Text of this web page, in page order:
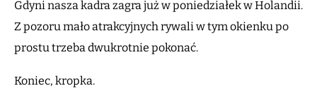
Gdyni nasza kadra zagra już w poniedziałek w Holandii.
Z pozoru mało atrakcyjnych rywali w tym okienku po
prostu trzeba dwukrotnie pokonać.
Koniec, kropka.